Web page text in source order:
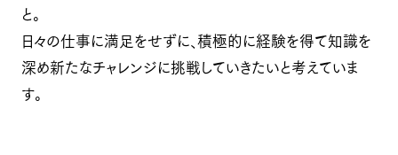
と。
日々の仕事に満足をせずに、積極的に経験を得て知識を
深め新たなチャレンジに挑戦していきたいと考えていま
す。